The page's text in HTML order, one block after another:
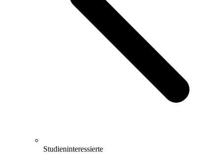
Studieninteressierte